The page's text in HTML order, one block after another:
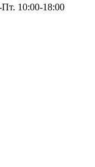
10:00-18:00